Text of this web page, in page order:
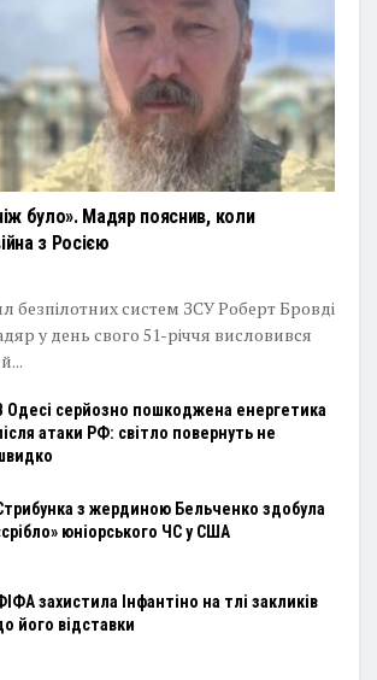
було». Мадяр пояснив, коли
з Росією
безпілотних систем ЗСУ Роберт Бровді
у день свого 51-річчя висловився
Одесі серйозно пошкоджена енергетика
атаки РФ: світло повернуть не
з жердиною Бельченко здобула
юніорського ЧС у США
захистила Інфантіно на тлі закликів
його відставки